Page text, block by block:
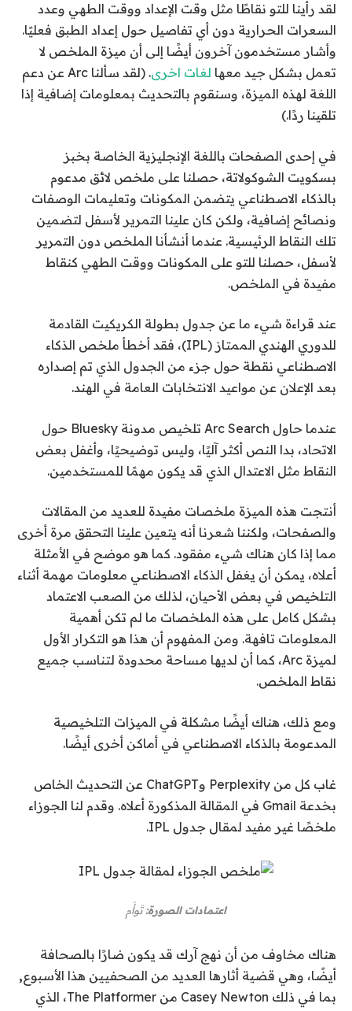
لقد رأينا للتو نقاطًا مثل وقت الإعداد ووقت الطهي وعدد
السعرات الحرارية دون أي تفاصيل حول إعداد الطبق فعليًا.
وأشار مستخدمون آخرون أيضًا إلى أن ميزة الملخص لا
تعمل بشكل جيد معها لغات اخرى
. (لقد سألنا Arc عن دعم
اللغة لهذه الميزة، وسنقوم بالتحديث بمعلومات إضافية إذا
تلقينا ردًا.)
في إحدى الصفحات باللغة الإنجليزية الخاصة بخبز
بسكويت الشوكولاتة، حصلنا على ملخص لائق مدعوم
بالذكاء الاصطناعي يتضمن المكونات وتعليمات الوصفات
ونصائح إضافية، ولكن كان علينا التمرير لأسفل لتضمين
تلك النقاط الرئيسية. عندما أنشأنا الملخص دون التمرير
لأسفل، حصلنا للتو على المكونات ووقت الطهي كنقاط
مفيدة في الملخص.
عند قراءة شيء ما عن جدول بطولة الكريكيت القادمة
للدوري الهندي الممتاز (IPL)، فقد أخطأ ملخص الذكاء
الاصطناعي نقطة حول جزء من الجدول الذي تم إصداره
بعد الإعلان عن مواعيد الانتخابات العامة في الهند.
عندما حاول Arc Search تلخيص مدونة Bluesky حول
الاتحاد، بدا النص أكثر آليًا، وليس توضيحيًا، وأغفل بعض
النقاط مثل الاعتدال الذي قد يكون مهمًا للمستخدمين.
أنتجت هذه الميزة ملخصات مفيدة للعديد من المقالات
والصفحات، ولكننا شعرنا أنه يتعين علينا التحقق مرة أخرى
مما إذا كان هناك شيء مفقود. كما هو موضح في الأمثلة
أعلاه، يمكن أن يغفل الذكاء الاصطناعي معلومات مهمة أثناء
التلخيص في بعض الأحيان، لذلك من الصعب الاعتماد
بشكل كامل على هذه الملخصات ما لم تكن أهمية
المعلومات تافهة. ومن المفهوم أن هذا هو التكرار الأول
لميزة Arc، كما أن لديها مساحة محدودة لتناسب جميع
نقاط الملخص.
ومع ذلك، هناك أيضًا مشكلة في الميزات التلخيصية
المدعومة بالذكاء الاصطناعي في أماكن أخرى أيضًا.
غاب كل من Perplexity وChatGPT عن التحديث الخاص
بخدعة Gmail في المقالة المذكورة أعلاه. وقدم لنا الجوزاء
ملخصًا غير مفيد لمقال جدول IPL.
اعتمادات الصورة:تَوأَم
هناك مخاوف من أن نهج آرك قد يكون ضارًا بالصحافة
أيضًا، وهي قضية أثارها العديد من الصحفيين هذا الأسبوع,
بما في ذلك Casey Newton من The Platformer، الذي